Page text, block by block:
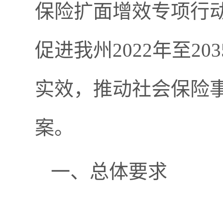
保险扩面增效专项行
促进我州2022年至
实效，推动社会保险
案。
一、总体要求